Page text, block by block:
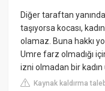
Diğer taraftan
taşıyorsa kocası,
olamaz. Buna hakkı
Umre farz olmadığı
izni olmadan bir
Kaynak kaldırma